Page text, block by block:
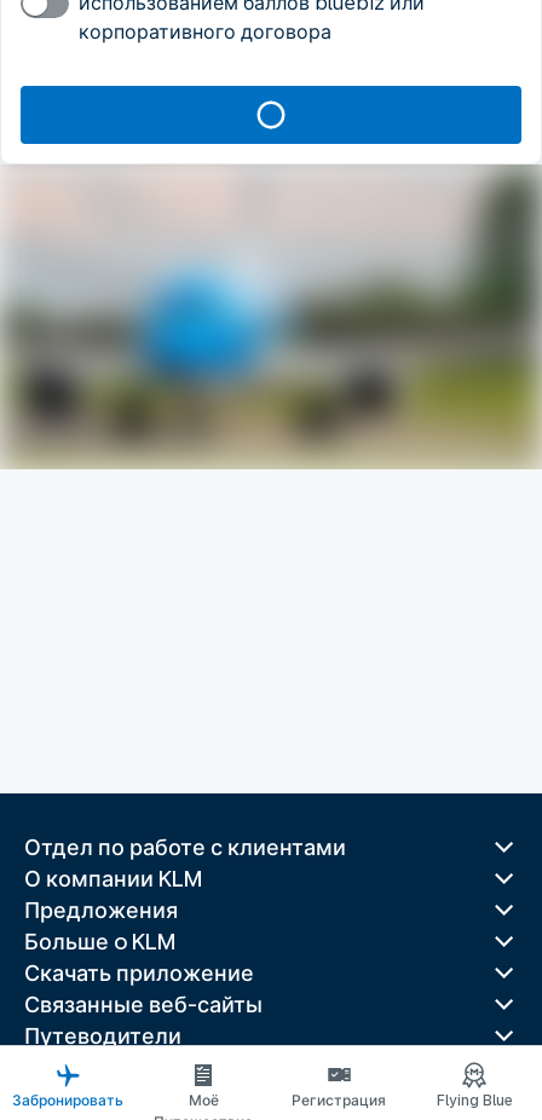
корпоративного договора
Отдел по работе с клиентами
О компании KLM
Предложения
Больше o KLM
Скачать приложение
Связанные веб-сайты
Путеводители
Лучшие направления
Популярные страны
Забронировать
Моё
Регистрация Flying Blue